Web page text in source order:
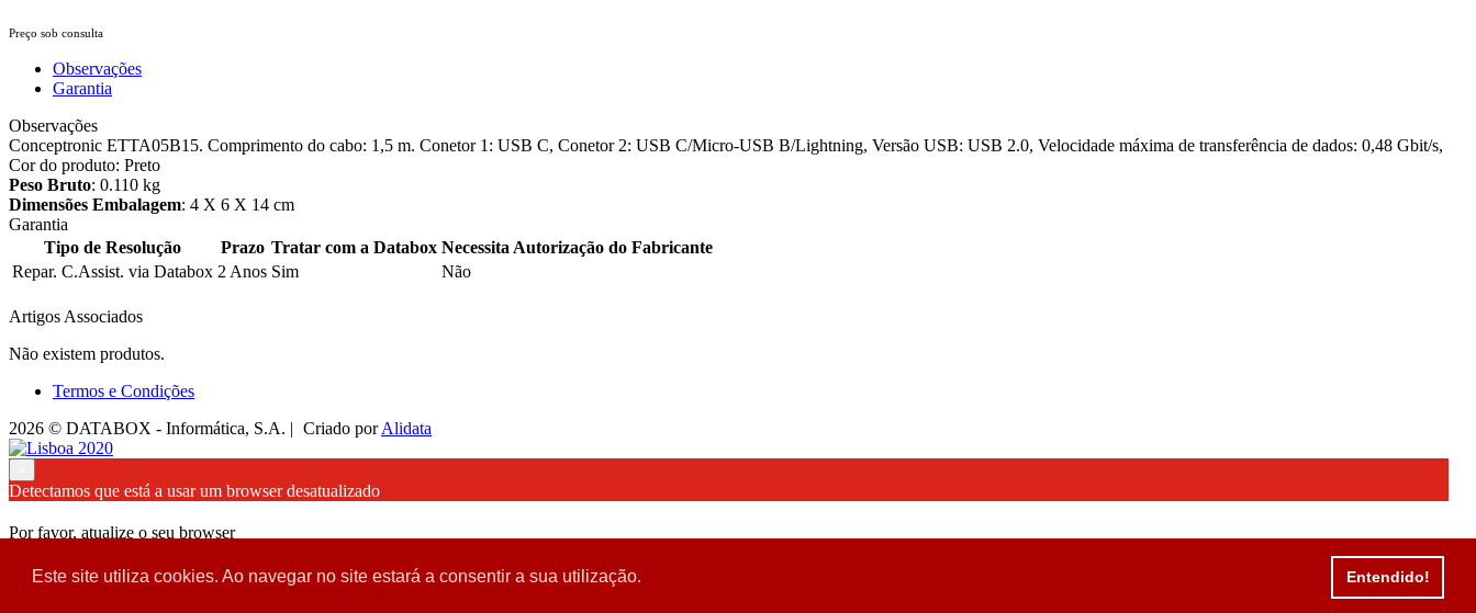
Este site utiliza cookies. Ao navegar no site estará a consentir a sua utilização. Entendido!
Preço sob consulta
Observações
Garantia
Observações
Conceptronic ETTA05B15. Comprimento do cabo: 1,5 m. Conetor 1: USB C, Conetor 2: USB C/Micro-USB B/Lightning, Versão USB: USB 2.0, Velocidade máxima de transferência de dados: 0,48 Gbit/s,
Cor do produto: Preto
Peso Bruto: 0.110 kg
Dimensões Embalagem: 4 X 6 X 14 cm
Garantia
Tipo de Resolução
Prazo Tratar com a Databox Necessita Autorização do Fabricante
Repar. C.Assist. via Databox 2 Anos Sim Não
Artigos Associados
Não existem produtos.
Termos e Condições
2026 © DATABOX - Informática, S.A. | Criado porAlidata
Detectamos que está a usar um browser desatualizado
Por favor, atualize o seu browser